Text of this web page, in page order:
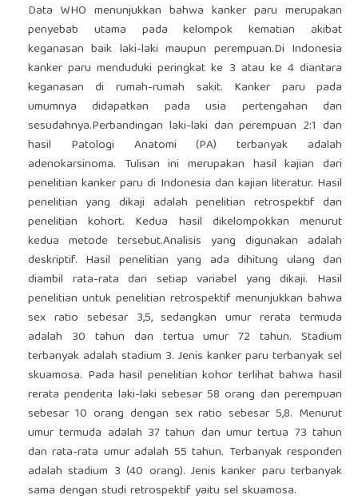
Data WHO menunjukkan bahwa kanker paru merupakan
penyebab utama pada kelompok kematian akibat
keganasan baik laki-laki maupun perempuan.Di Indonesia
kanker paru menduduki peringkat ke 3 atau ke 4 diantara
keganasan di rumah-rumah sakit. Kanker paru pada
umumnya didapatkan pada usia pertengahan dan
sesudahnya.Perbandingan laki-laki dan perempuan 2:1 dan
hasil Patologi Anatomi (PA) terbanyak adalah
adenokarsinoma. Tulisan ini merupakan hasil kajian dari
penelitian kanker paru di Indonesia dan kajian literatur. Hasil
penelitian yang dikaji adalah penelitian retrospektif dan
penelitian kohort. Kedua hasil dikelompokkan menurut
kedua metode tersebut.Analisis yang digunakan adalah
deskriptif. Hasil penelitian yang ada dihitung ulang dan
diambil rata-rata dari setiap variabel yang dikaji. Hasil
penelitian untuk penelitian retrospektif menunjukkan bahwa
sex ratio sebesar 3,5, sedangkan umur rerata termuda
adalah 30 tahun dan tertua umur 72 tahun. Stadium
terbanyak adalah stadium 3. Jenis kanker paru terbanyak sel
skuamosa. Pada hasil penelitian kohor terlihat bahwa hasil
rerata penderita laki-laki sebesar 58 orang dan perempuan
sebesar 10 orang dengan sex ratio sebesar 5,8. Menurut
umur termuda adalah 37 tahun dan umur tertua 73 tahun
dan rata-rata umur adalah 55 tahun. Terbanyak responden
adalah stadium 3 (40 orang). Jenis kanker paru terbanyak
sama dengan studi retrospektif yaitu sel skuamosa.